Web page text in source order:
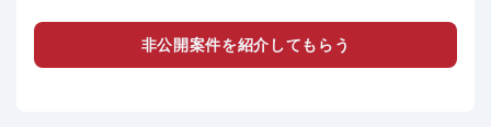
非公開案件を紹介してもらう